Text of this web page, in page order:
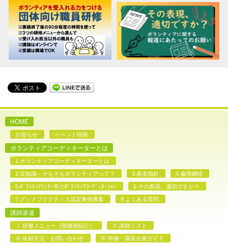
HOME
お知らせ イベント情報
ボランティアコーディネーターとは
1.ボランティアコーディネーターとは
2.豆知識～そもそもボランティアって？ 3.基本指針 4.倫理綱領
5.ﾎﾞﾗﾝﾃｨｱｾﾝﾀｰ等のﾎﾞﾗﾝﾃｨｱｺｰﾃﾞｨﾈｰｼｮﾝ 6.その表現、適切ですか？
7.グッドプラクティス認定事例募集 8.よくある質問
講師派遣
Ⅰ.研修メニュー［開催例紹介］ Ⅱ.講師リスト
Ⅲ.依頼方法・お問い合わせ Ⅳ.研修・講座企画ガイド